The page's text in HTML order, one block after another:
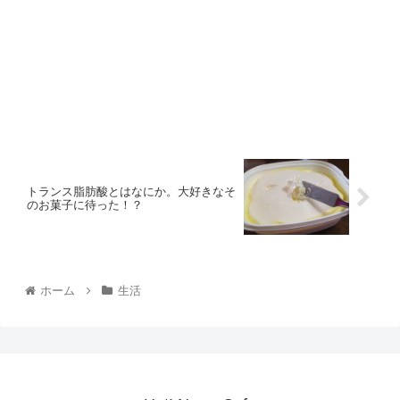
トランス脂肪酸とはなにか。大好きなそ
のお菓子に待った！？
ホーム 生活